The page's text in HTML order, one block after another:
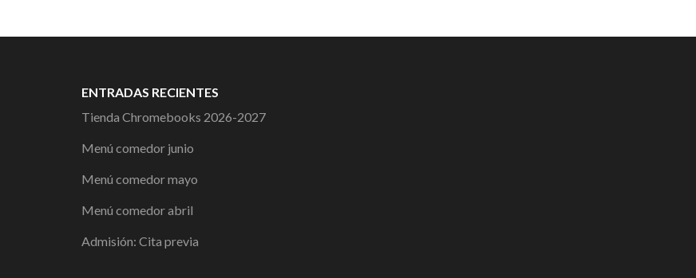
ENTRADAS RECIENTES
Tienda Chromebooks 2026-2027
Menú comedor junio
Menú comedor mayo
Menú comedor abril
Admisión: Cita previa